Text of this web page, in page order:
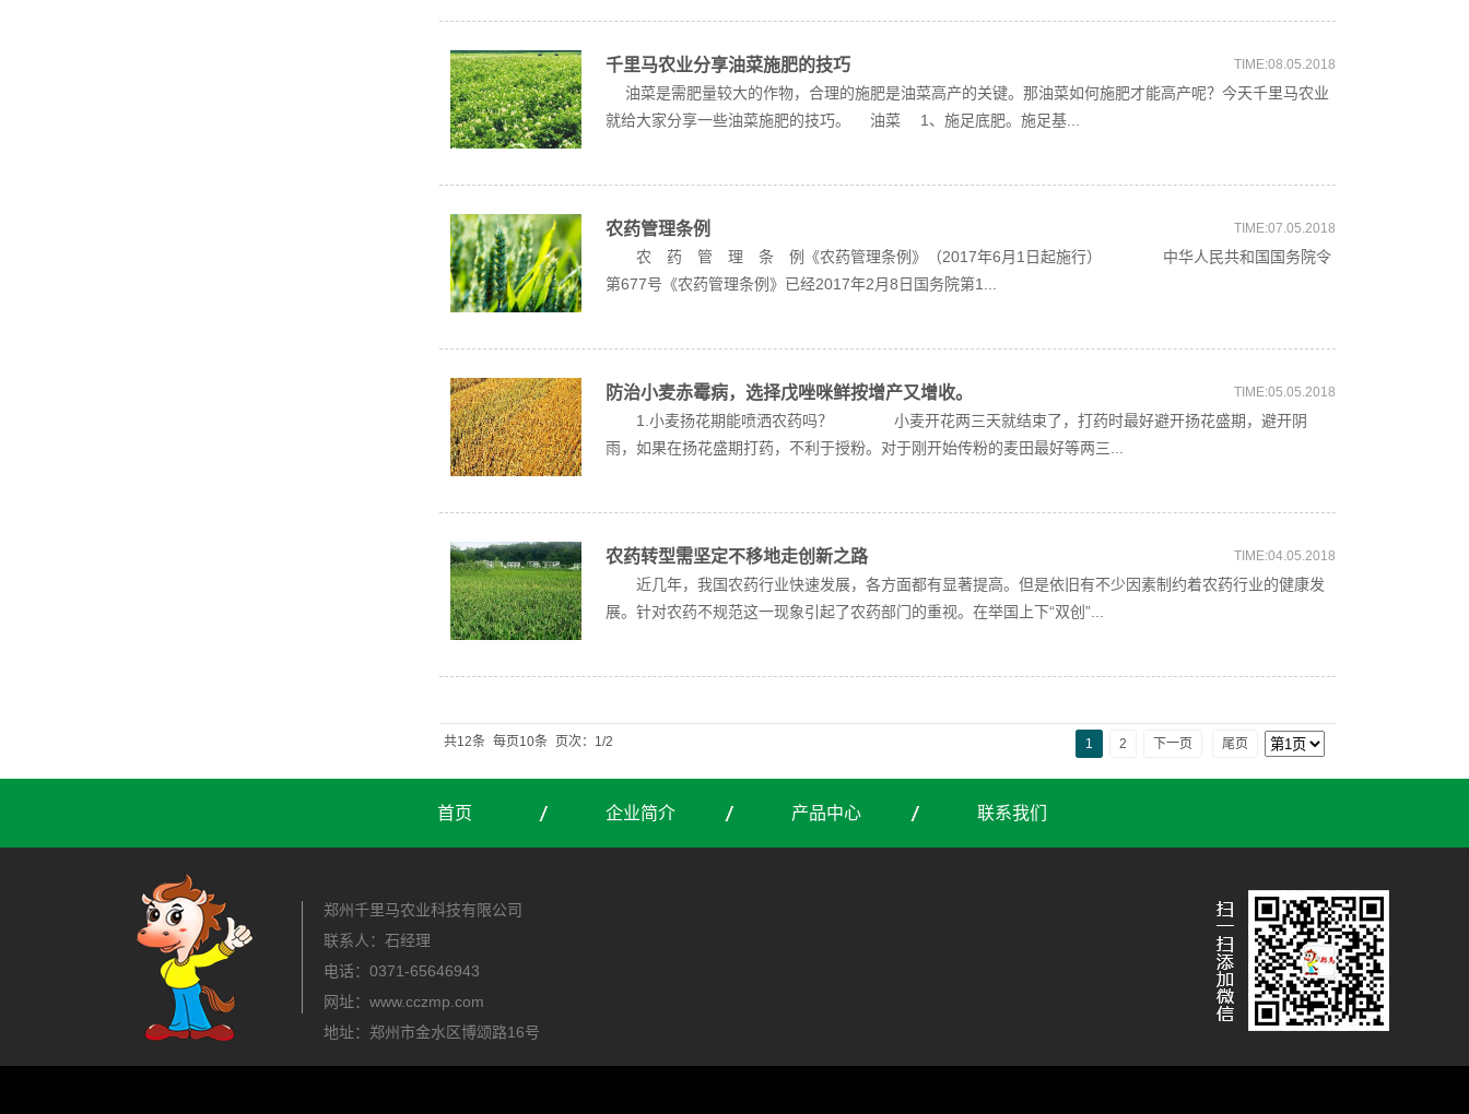
千里马农业分享油菜施肥的技巧 TIME:08.05.2018
油菜是需肥量较大的作物，合理的施肥是油菜高产的关键。那油菜如何施肥才能高产呢？今天千里马农业
就给大家分享一些油菜施肥的技巧。 油菜 1、施足底肥。施足基...
农药管理条例 TIME:07.05.2018
农 药 管 理 条 例《农药管理条例》（2017年6月1日起施行） 中华人民共和国国务院令
第677号《农药管理条例》已经2017年2月8日国务院第1...
防治小麦赤霉病，选择戊唑咪鲜按增产又增收。 TIME:05.05.2018
1.小麦扬花期能喷洒农药吗？ 小麦开花两三天就结束了，打药时最好避开扬花盛期，避开阴
雨，如果在扬花盛期打药，不利于授粉。对于刚开始传粉的麦田最好等两三...
农药转型需坚定不移地走创新之路 TIME:04.05.2018
近几年，我国农药行业快速发展，各方面都有显著提高。但是依旧有不少因素制约着农药行业的健康发
展。针对农药不规范这一现象引起了农药部门的重视。在举国上下“双创”...
共12条 每页10条 页次：1/2 1 2 下一页 尾页
首页 企业简介 产品中心 联系我们
郑州千里马农业科技有限公司
联系人：石经理
电话：0371-65646943
网址：www.cczmp.com
地址：郑州市金水区博颂路16号